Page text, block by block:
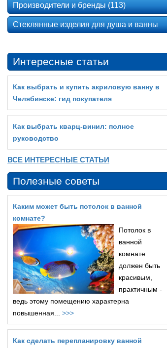
Производители и бренды (113)
Стеклянные изделия для душа и ванны
Интересные статьи
Как выбрать и купить акриловую ванну в
Челябинске: гид покупателя
Как выбрать кварц‑винил: полное
руководство
ВСЕ ИНТЕРЕСНЫЕ СТАТЬИ
Полезные советы
Каким может быть потолок в ванной
комнате?
Потолок в
ванной
комнате
должен быть
красивым,
практичным -
ведь этому помещению характерна
повышенная... >>>
Как сделать перепланировку ванной